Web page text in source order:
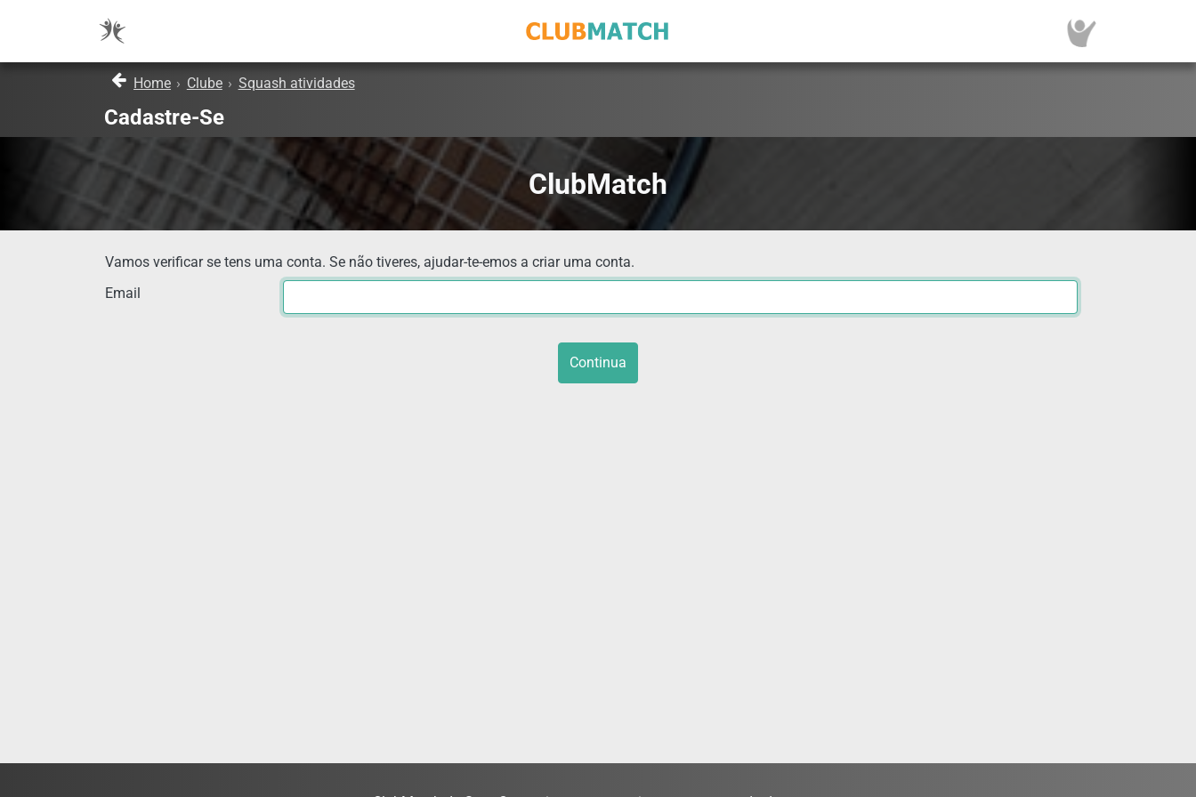
Home › Clube › Squash atividades
Cadastre-Se
ClubMatch
Vamos verificar se tens uma conta. Se não tiveres, ajudar-te-emos a criar uma conta.
Email
Continua